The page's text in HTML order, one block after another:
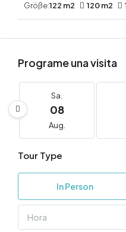
Größe:122 m2 120 m2
Programe una visita
Sa.
08
Aug.
Tour Type
In Person
Hora